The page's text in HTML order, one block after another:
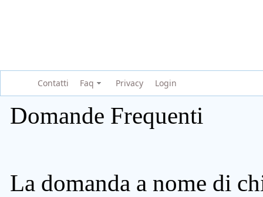
Contatti Faq Privacy Login
Domande Frequenti
La domanda a nome di